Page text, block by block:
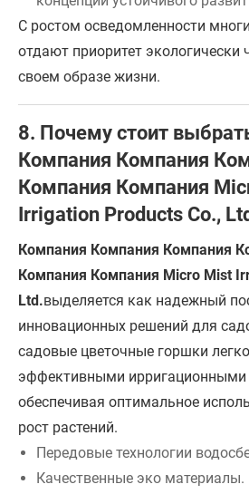
С ростом осведомленности
отдают приоритет
своем образе жизни.
8. Почему стоит
Компания Компания
Компания Компания
Irrigation Products Co.,
Компания Компания Компания
Компания Компания Micro Mist
Ltd.выделяется как надежный
инновационных решений для
садовые цветочные горшки
эффективными ирригационными
обеспечивая оптимальное
рост растений.
Передовые технологии
Качественные эко материалы.